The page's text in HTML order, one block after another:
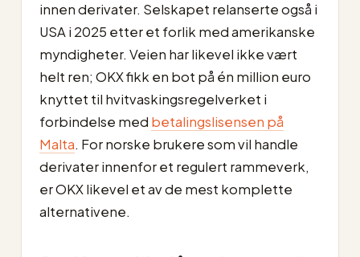
innen derivater. Selskapet relanserte også i
USA i 2025 etter et forlik med amerikanske
myndigheter. Veien har likevel ikke vært
helt ren; OKX fikk en bot på én million euro
knyttet til hvitvaskingsregelverket i
forbindelse med betalingslisensen på
Malta. For norske brukere som vil handle
derivater innenfor et regulert rammeverk,
er OKX likevel et av de mest komplette
alternativene.